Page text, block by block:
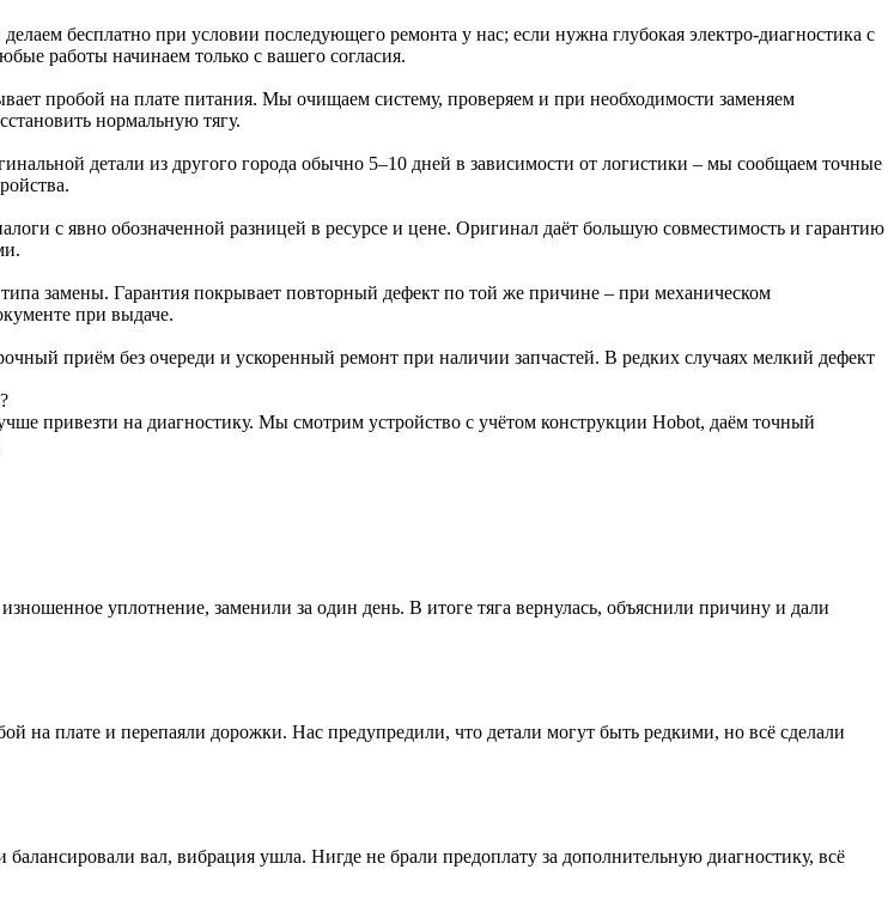
бесплатно при условии последующего ремонта у нас; если нужна глубокая электро‑диагностика с
работы начинаем только с вашего согласия.
пробой на плате питания. Мы очищаем систему, проверяем и при необходимости заменяем
нормальную тягу.
детали из другого города обычно 5–10 дней в зависимости от логистики – мы сообщаем точные
с явно обозначенной разницей в ресурсе и цене. Оригинал даёт большую совместимость и гарантию
замены. Гарантия покрывает повторный дефект по той же причине – при механическом
при выдаче.
приём без очереди и ускоренный ремонт при наличии запчастей. В редких случаях мелкий дефект
привезти на диагностику. Мы смотрим устройство с учётом конструкции Hobot, даём точный
уплотнение, заменили за один день. В итоге тяга вернулась, объяснили причину и дали
на плате и перепаяли дорожки. Нас предупредили, что детали могут быть редкими, но всё сделали
вал, вибрация ушла. Нигде не брали предоплату за дополнительную диагностику, всё